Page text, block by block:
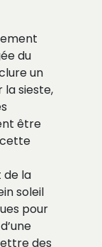
du
un
sieste,
être
de la
soleil
pour
des